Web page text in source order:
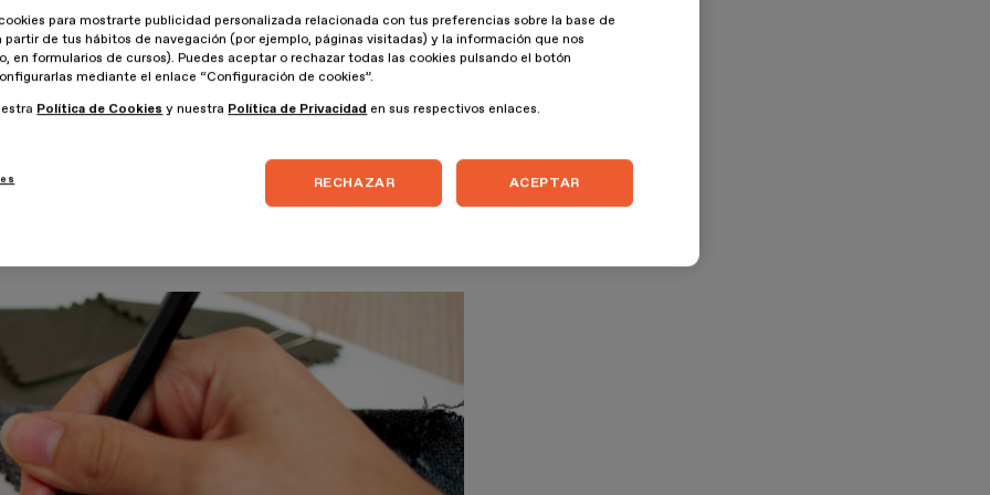
de moda en
su investigación y desarrollo suele centrarse, entre otras
la apuesta por convertir la industria en algo más
todo lo relacionado con la moda, también tiene su
para mostrarte publicidad personalizada relacionada con tus preferencias sobre la base de
partir de tus hábitos de navegación (por ejemplo, páginas visitadas) y la información que nos
en formularios de cursos). Puedes aceptar o rechazar todas las cookies pulsando el botón
mediante el enlace “Configuración de cookies”.
Política de Cookies y nuestra Política de Privacidad en sus respectivos enlaces.
RECHAZAR ACEPTAR